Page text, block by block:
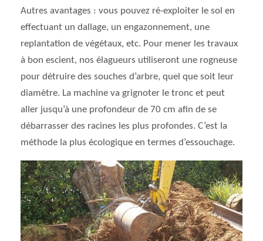
Autres avantages : vous pouvez ré-exploiter le sol en
effectuant un dallage, un engazonnement, une
replantation de végétaux, etc. Pour mener les travaux
à bon escient, nos élagueurs utiliseront une rogneuse
pour détruire des souches d’arbre, quel que soit leur
diamètre. La machine va grignoter le tronc et peut
aller jusqu’à une profondeur de 70 cm afin de se
débarrasser des racines les plus profondes. C’est la
méthode la plus écologique en termes d’essouchage.